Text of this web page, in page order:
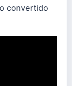
convertido